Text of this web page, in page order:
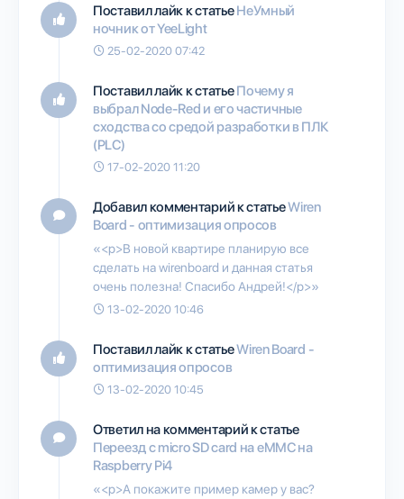
Поставил лайк к статьеНеУмный
ночник от YeeLight
25-02-2020 07:42
Поставил лайк к статьеПочему я
выбрал Node-Red и его частичные
сходства со средой разработки в ПЛК
(PLC)
17-02-2020 11:20
Добавил комментарий к статьеWiren
Board - оптимизация опросов
«<p>В новой квартире планирую все
сделать на wirenboard и данная статья
очень полезна! Спасибо Андрей!</p>»
13-02-2020 10:46
Поставил лайк к статьеWiren Board -
оптимизация опросов
13-02-2020 10:45
Ответил на комментарий к статье
Переезд с micro SD card на eMMC на
Raspberry Pi4
«<p>А покажите пример камер у вас?